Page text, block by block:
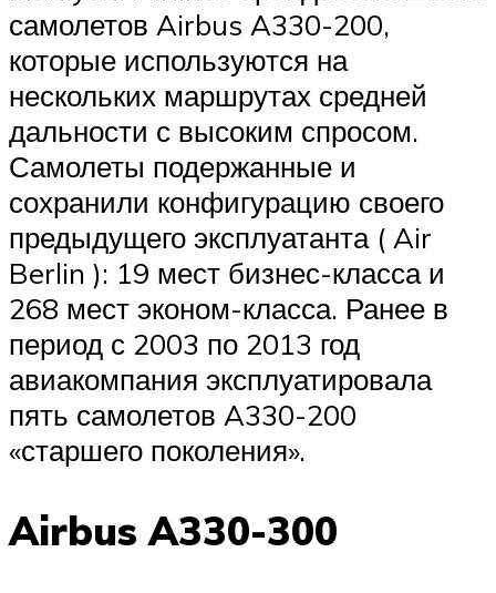
самолетов Airbus A330-200,
которые используются на
нескольких маршрутах средней
дальности с высоким спросом.
Самолеты подержанные и
сохранили конфигурацию своего
предыдущего эксплуатанта ( Air
Berlin ): 19 мест бизнес-класса и
268 мест эконом-класса. Ранее в
период с 2003 по 2013 год
авиакомпания эксплуатировала
пять самолетов A330-200
«старшего поколения».
Airbus A330-300